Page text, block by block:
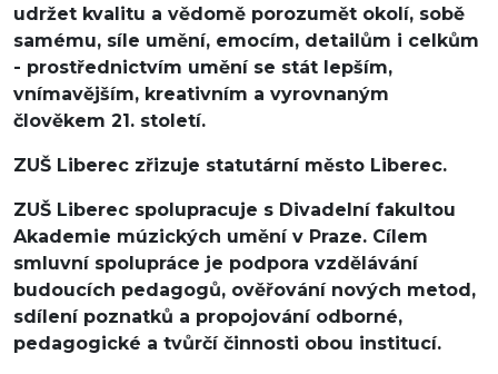
udržet kvalitu a vědomě porozumět okolí, sobě
samému, síle umění, emocím, detailům i celkům
- prostřednictvím umění se stát lepším,
vnímavějším, kreativním a vyrovnaným
člověkem 21. století.
ZUŠ Liberec zřizuje statutární město Liberec.
ZUŠ Liberec spolupracuje s Divadelní fakultou
Akademie múzických umění v Praze. Cílem
smluvní spolupráce je podpora vzdělávání
budoucích pedagogů, ověřování nových metod,
sdílení poznatků a propojování odborné,
pedagogické a tvůrčí činnosti obou institucí.